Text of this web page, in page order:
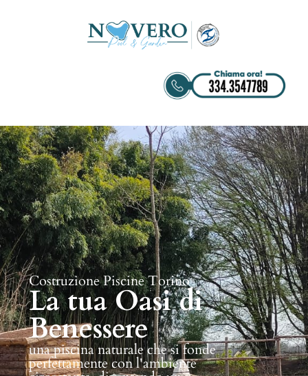
Costruzione Piscine Torino
La tua Oasi di
Benessere
una piscina naturale che si fonde
perfettamente con l'ambiente